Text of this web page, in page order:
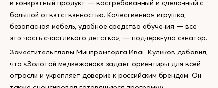
в конкретный продукт — востребованный и сделанный с
большой ответственностью. Качественная игрушка,
безопасная мебель, удобное средство обучения — всё
это часть счастливого детства», — подчеркнула сенатор.
Заместитель главы Минпромторга Иван Куликов добавил,
что «Золотой медвежонок» задаёт ориентиры для всей
отрасли и укрепляет доверие к российским брендам. Он